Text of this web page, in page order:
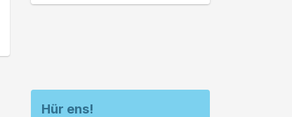
Hür ens!